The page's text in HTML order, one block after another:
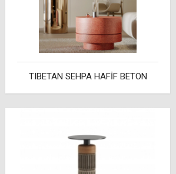
TIBETAN SEHPA HAFİF BETON